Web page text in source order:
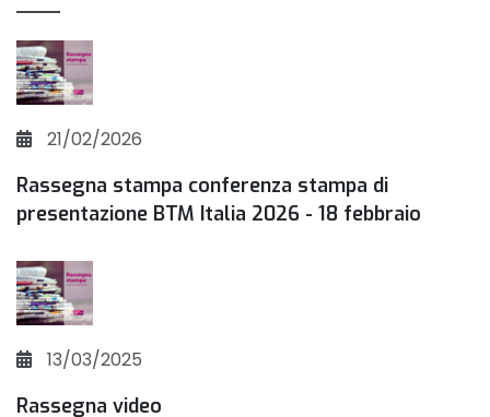
21/02/2026
Rassegna stampa conferenza stampa di
presentazione BTM Italia 2026 - 18 febbraio
13/03/2025
Rassegna video